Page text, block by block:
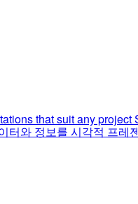
that suit any project
터와 정보를 시각적 프레